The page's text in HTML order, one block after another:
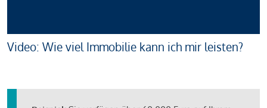
Video: Wie viel Immobilie kann ich mir leisten?